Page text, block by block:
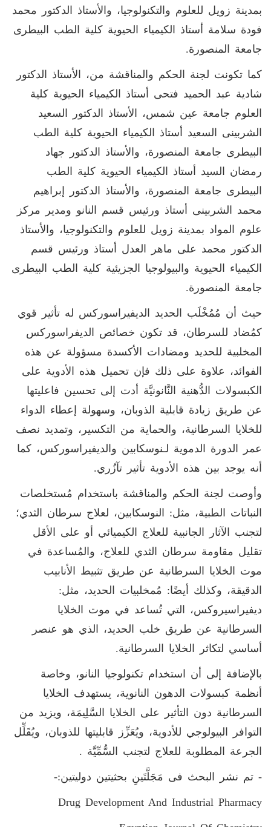
بمدينة زويل للعلوم والتكنولوجيا، والأستاذ الدكتور محمد
فودة سلامة أستاذ الكيمياء الحيوية كلية الطب البيطرى
جامعة المنصورة.
كما تكونت لجنة الحكم والمناقشة من، الأستاذ الدكتور
شادية عبد الحميد فتحى أستاذ الكيمياء الحيوية كلية
العلوم جامعة عين شمس، الأستاذ الدكتور السعيد
الشربينى السعيد أستاذ الكيمياء الحيوية كلية الطب
البيطرى جامعة المنصورة، والأستاذ الدكتور جهاد
رمضان السيد أستاذ الكيمياء الحيوية كلية الطب
البيطرى جامعة المنصورة، والأستاذ الدكتور إبراهيم
محمد الشربينى أستاذ ورئيس قسم النانو ومدير مركز
علوم المواد بمدينة زويل للعلوم والتكنولوجيا، والأستاذ
الدكتور محمد على ماهر العدل أستاذ ورئيس قسم
الكيمياء الحيوية والبيولوجيا الجزيئية كلية الطب البيطرى
جامعة المنصورة.
حيث أن مُمُخْلَب الحديد الديفيراسوركس له تأثير قوي
كمُضاد للسرطان، قد تكون خصائص الديفراسوركس
المخلبية للحديد ومضادات الأكسدة مسؤولة عن هذه
الفوائد، علاوة على ذلك فإن تحميل هذه الأدوية على
الكبسولات الدُّهنية النَّانونيَّة أدت إلى تحسين فاعليتها
عن طريق زيادة قابلية الذوبان، وسهولة إعطاء الدواء
للخلايا السرطانية، والحماية من التكسير، وتمديد نصف
عمر الدورة الدموية لـنوسكابين والديفيراسوركس، كما
أنه يوجد بين هذه الأدوية تأثير تآزُري.
وأوصت لجنة الحكم والمناقشة باستخدام مُستخلصات
النباتات الطبية، مثل: النوسكابين، لعلاج سرطان الثدي؛
لتجنب الآثار الجانبية للعلاج الكيميائي أو على الأقل
تقليل مقاومة سرطان الثدي للعلاج، والمُساعدة في
موت الخلايا السرطانية عن طريق تثبيط الأنابيب
الدقيقة، وكذلك أيضًا: مُمخلبيات الحديد، مثل:
ديفيراسيروكس، التي تُساعد في موت الخلايا
السرطانية عن طريق خلب الحديد، الذي هو عنصر
أساسي لتكاثر الخلايا السرطانية.
بالإضافة إلى أن استخدام تكنولوجيا النانو، وخاصة
أنظمة كبسولات الدهون النانوية، يستهدف الخلايا
السرطانية دون التأثير على الخلايا السَّلِيمَة، ويزيد من
التوافر البيولوجي للأدوية، ويُعَزِّز قابليتها للذوبان، ويُقَلِّل
الجرعة المطلوبة للعلاج لتجنب السُّمِّيَّة .
- تم نشر البحث فى مَجَلَّتَينِ بحثيتين دوليتين:-
Drug Development And Industrial Pharmacy